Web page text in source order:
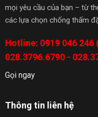
mọi yêu cầu của bạn – từ
các lựa chọn chống thấm
Hotline: 0919 046 246
028.3796.6790 -
Gọi ngay
Thông tin liên hệ